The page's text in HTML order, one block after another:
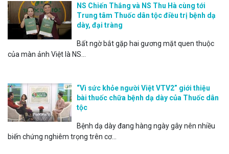
NS Chiến Thắng và NS Thu Hà cùng tới
Trung tâm Thuốc dân tộc điều trị bệnh dạ
dày, đại tràng
Bất ngờ bắt gặp hai gương mặt quen thuộc
của màn ảnh Việt là NS...
“Vì sức khỏe người Việt VTV2” giới thiệu
bài thuốc chữa bệnh dạ dày của Thuốc dân
tộc
Bệnh dạ dày đang hàng ngày gây nên nhiều
biến chứng nghiêm trọng trên cơ...